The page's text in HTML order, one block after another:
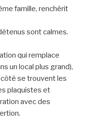
famille, renchérit
sont calmes.
qui remplace
un local plus grand),
côté se trouvent les
plaquistes et
avec des